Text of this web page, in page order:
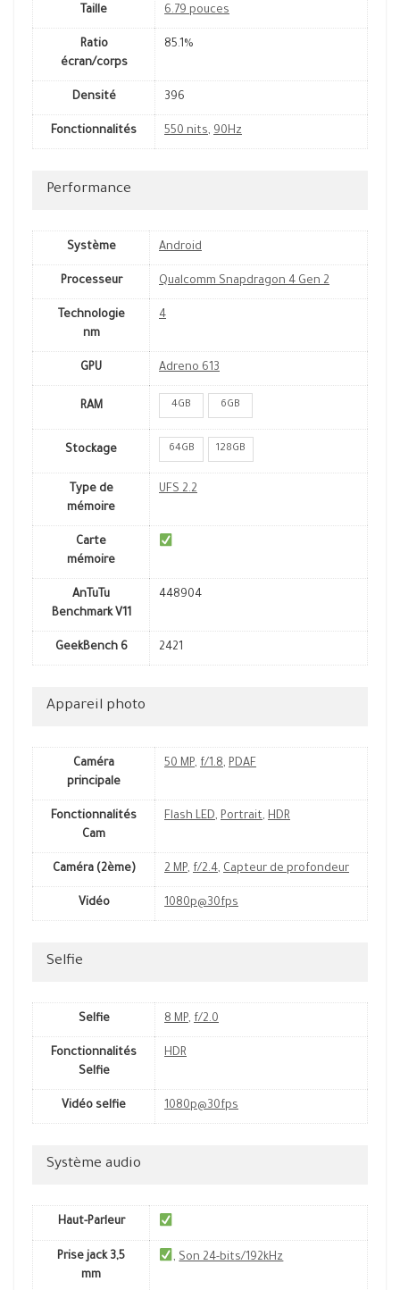
Taille 6.79 pouces
Ratio
écran/corps
85.1%
Densité 396
Fonctionnalités 550 nits, 90Hz
Performance
Système Android
Processeur Qualcomm Snapdragon 4 Gen 2
Technologie
nm
4
GPU Adreno 613
RAM 4GB 6GB
Stockage 64GB 128GB
Type de
mémoire
UFS 2.2
Carte
mémoire
AnTuTu
Benchmark V11
448904
GeekBench 6 2421
Appareil photo
Caméra
principale
50 MP, f/1.8, PDAF
Fonctionnalités
Cam
Flash LED, Portrait, HDR
Caméra (2ème) 2 MP, f/2.4, Capteur de profondeur
Vidéo 1080p@30fps
Selfie
Selfie 8 MP, f/2.0
Fonctionnalités
Selfie
HDR
Vidéo selfie 1080p@30fps
Système audio
Haut-Parleur
Prise jack 3,5
mm
,Son 24-bits/192kHz